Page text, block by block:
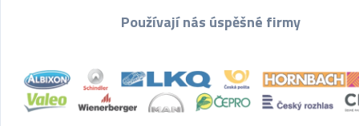
Používají nás úspěšné firmy